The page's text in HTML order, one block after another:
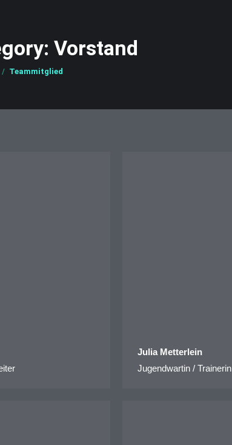
Vorstand
sich hier:
Teammitglied
Julia Metterlein
Jugendwartin / Trainerin